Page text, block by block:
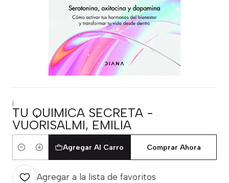
|
TU QUIMICA SECRETA -
VUORISALMI, EMILIA
Cantidad
Agregar Al Carro Comprar Ahora
Agregar a la lista de favoritos